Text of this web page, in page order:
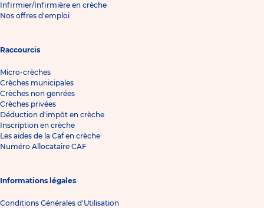
Infirmier/Infirmière en crèche
Nos offres d'emploi
Raccourcis
Micro-crèches
Crèches municipales
Crèches non genrées
Crèches privées
Déduction d'impôt en crèche
Inscription en crèche
Les aides de la Caf en crèche
Numéro Allocataire CAF
Informations légales
Conditions Générales d'Utilisation